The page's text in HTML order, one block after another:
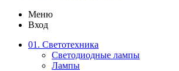
Меню
Вход
01. Светотехника
Светодиодные лампы
Лампы